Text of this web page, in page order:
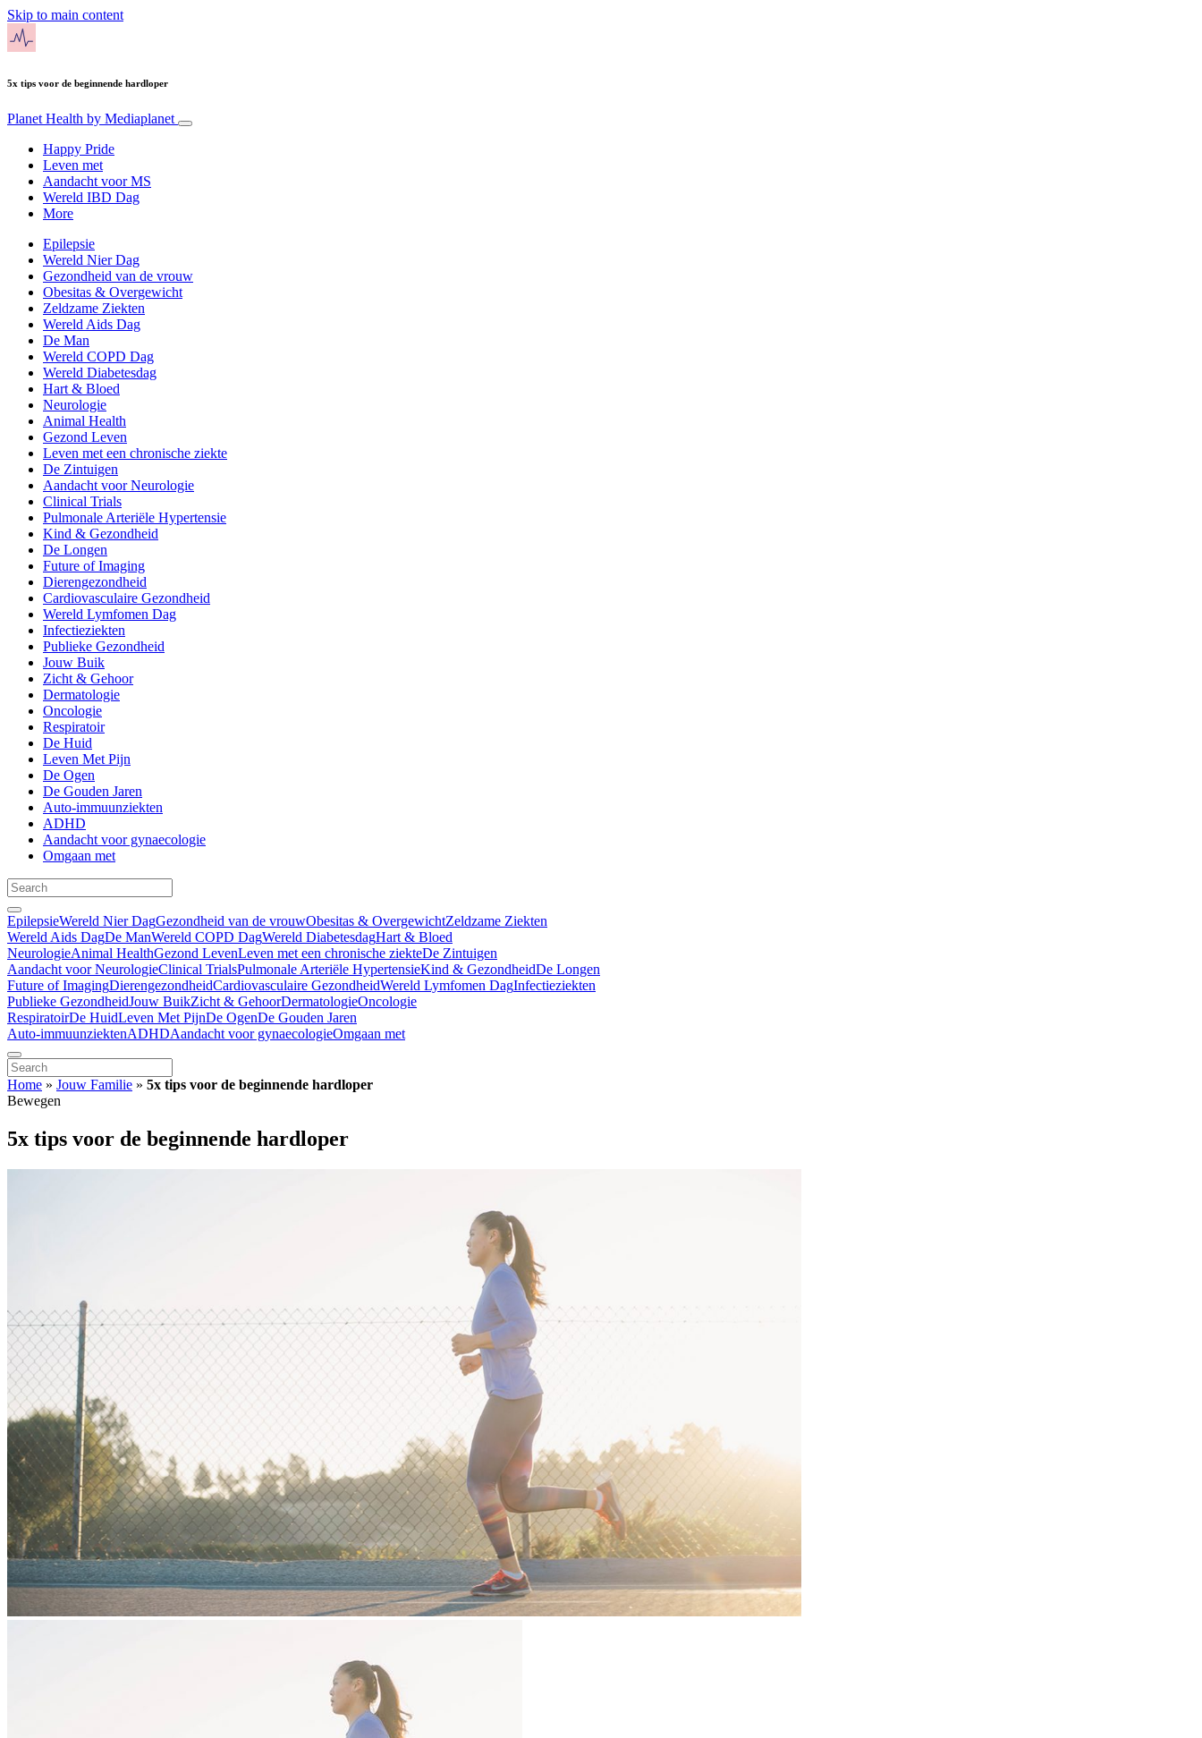
Skip to main content
5x tips voor de beginnende hardloper
Planet Health by Mediaplanet
Happy Pride
Leven met
Aandacht voor MS
Wereld IBD Dag
More
Epilepsie
Wereld Nier Dag
Gezondheid van de vrouw
Obesitas & Overgewicht
Zeldzame Ziekten
Wereld Aids Dag
De Man
Wereld COPD Dag
Wereld Diabetesdag
Hart & Bloed
Neurologie
Animal Health
Gezond Leven
Leven met een chronische ziekte
De Zintuigen
Aandacht voor Neurologie
Clinical Trials
Pulmonale Arteriële Hypertensie
Kind & Gezondheid
De Longen
Future of Imaging
Dierengezondheid
Cardiovasculaire Gezondheid
Wereld Lymfomen Dag
Infectieziekten
Publieke Gezondheid
Jouw Buik
Zicht & Gehoor
Dermatologie
Oncologie
Respiratoir
De Huid
Leven Met Pijn
De Ogen
De Gouden Jaren
Auto-immuunziekten
ADHD
Aandacht voor gynaecologie
Omgaan met
EpilepsieWereld Nier DagGezondheid van de vrouwObesitas & OvergewichtZeldzame Ziekten
Wereld Aids DagDe ManWereld COPD DagWereld DiabetesdagHart & Bloed
NeurologieAnimal HealthGezond LevenLeven met een chronische ziekteDe Zintuigen
Aandacht voor NeurologieClinical TrialsPulmonale Arteriële HypertensieKind & GezondheidDe Longen
Future of ImagingDierengezondheidCardiovasculaire GezondheidWereld Lymfomen DagInfectieziekten
Publieke GezondheidJouw BuikZicht & GehoorDermatologieOncologie
RespiratoirDe HuidLeven Met PijnDe OgenDe Gouden Jaren
Auto-immuunziektenADHDAandacht voor gynaecologieOmgaan met
Home » Jouw Familie » 5x tips voor de beginnende hardloper
Bewegen
5x tips voor de beginnende hardloper